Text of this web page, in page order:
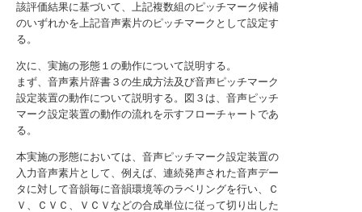
該評価結果に基づいて、上記複数組のピッチマーク候補
のいずれかを上記音声素片のピッチマークとして設定す
る。
次に、実施の形態１の動作について説明する。
まず、音声素片辞書３の生成方法及び音声ピッチマーク
設定装置の動作について説明する。図３は、音声ピッチ
マーク設定装置の動作の流れを示すフローチャートであ
る。
本実施の形態においては、音声ピッチマーク設定装置の
入力音声素片として、例えば、連続発声された音声デー
タに対して音韻毎に音韻環境等のラベリングを行い、Ｃ
Ｖ、ＣＶＣ、ＶＣＶなどの合成単位に従って切り出した